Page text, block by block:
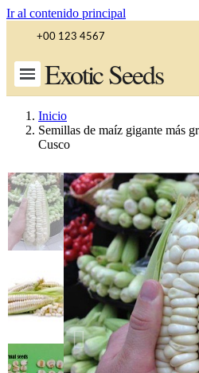
Ir al contenido principal
+00 123 4567
Exotic Seeds
Inicio
Semillas de maíz gigante más
Cusco